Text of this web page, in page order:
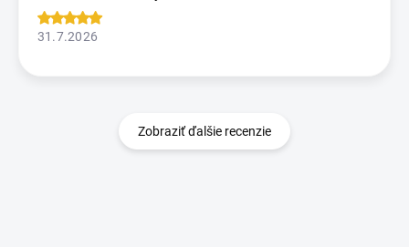
31.7.2026
Zobraziť ďalšie recenzie